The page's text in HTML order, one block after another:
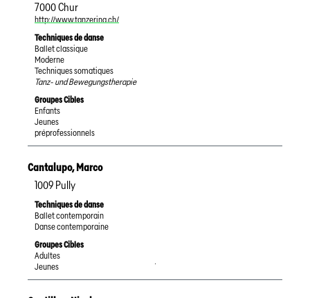
7000Chur
http://www.tanzerina.ch/
Techniques de danse
Ballet classique
Moderne
Techniques somatiques
Tanz- und Bewegungstherapie
Groupes Cibles
Enfants
Jeunes
préprofessionnels
Cantalupo,Marco
1009 Pully
Techniques de danse
Ballet contemporain
Danse contemporaine
Groupes Cibles
Adultes
Jeunes